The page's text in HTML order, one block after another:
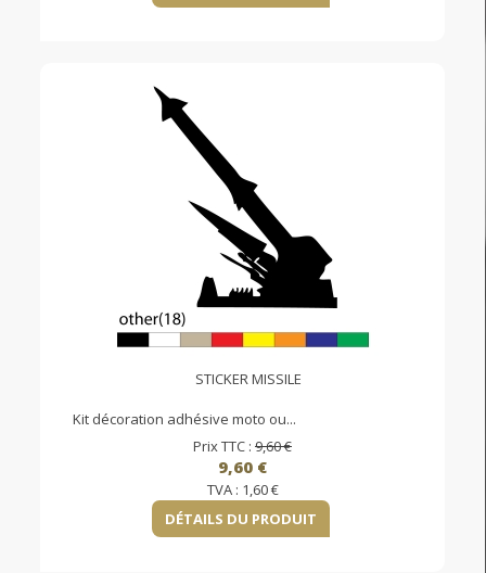
STICKER MISSILE
Kit décoration adhésive moto ou...
Prix TTC : 9,60 €
9,60 €
TVA : 1,60 €
DÉTAILS DU PRODUIT